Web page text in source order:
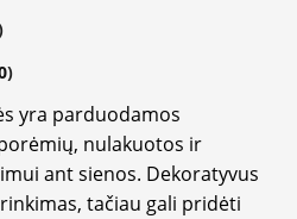
)
yra parduodamos
nulakuotos ir
ant sienos. Dekoratyvus
tačiau gali pridėti